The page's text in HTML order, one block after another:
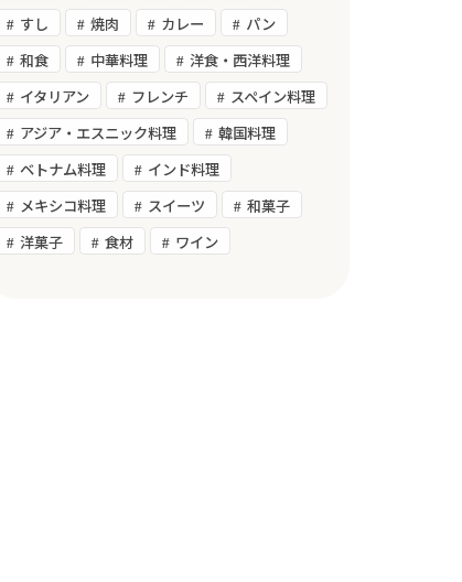
すし
焼肉 カレー
パン
和食
中華料理
洋食・西洋料理
イタリアン
フレンチ
スペイン料理
アジア・エスニック料理
韓国料理
ベトナム料理
インド料理
メキシコ料理
スイーツ
和菓子
洋菓子
食材 ワイン